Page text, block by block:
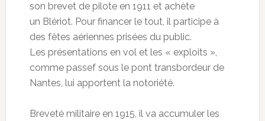
son brevet de pilote en 1911 et achète
un Blériot. Pour financer le tout, il participe à
des fêtes aériennes prisées du public.
Les présentations en vol et les « exploits »,
comme passef sous le pont transbordeur de
Nantes, lui apportent la notoriété.
Breveté militaire en 1915, il va accumuler les